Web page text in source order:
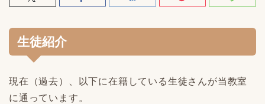
生徒紹介
現在（過去）、以下に在籍している生徒さんが当教室
に通っています。